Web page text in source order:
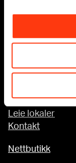
Om oss
Leie lokaler
Kontakt
Nettbutikk